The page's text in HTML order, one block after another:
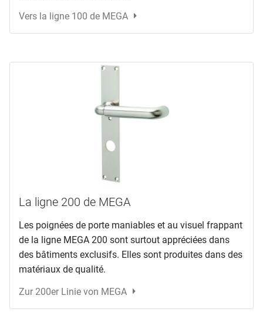
Vers la ligne 100 de MEGA
La ligne 200 de MEGA
Les poignées de porte maniables et au visuel frappant
de la ligne MEGA 200 sont surtout appréciées dans
des bâtiments exclusifs. Elles sont produites dans des
matériaux de qualité.
Zur 200er Linie von MEGA